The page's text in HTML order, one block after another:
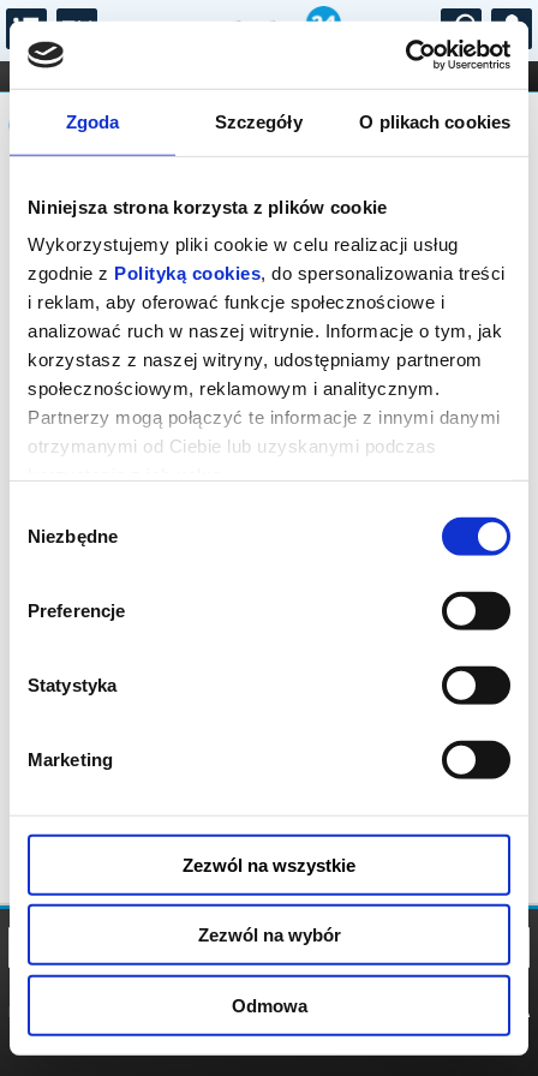
Zgoda Szczegóły O plikach cookies
Niniejsza strona korzysta z plików cookie
Wykorzystujemy pliki cookie w celu realizacji usług
zgodnie z Polityką cookies, do spersonalizowania treści
i reklam, aby oferować funkcje społecznościowe i
analizować ruch w naszej witrynie. Informacje o tym, jak
korzystasz z naszej witryny, udostępniamy partnerom
społecznościowym, reklamowym i analitycznym.
Partnerzy mogą połączyć te informacje z innymi danymi
otrzymanymi od Ciebie lub uzyskanymi podczas
zgody
Niezbędne
Preferencje
Statystyka
Marketing
Zezwól na wszystkie
Zezwól na wybór
Odmowa
...
FILHARMONIA OPERA I BALET
STAND-UP
DLA DZIECI
Komunikat
Sprzedaż biletów on-line na wydarzenie
została zakończona.
POLITYKA
POLITYKA